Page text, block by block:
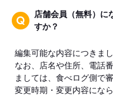
店舗会員（無料）に
すか？
編集可能な内容につきまし
なお、店名や住所、電話
ましては、食べログ側で
変更時期・変更内容にな